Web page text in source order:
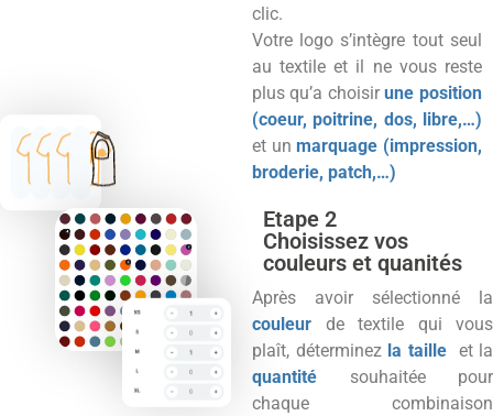
clic.
Votre logo s’intègre tout seul
au textile et il ne vous reste
plus qu’a choisirune position
(coeur, poitrine, dos, libre,…)
et unmarquage (impression,
broderie, patch,…)
Etape 2
Choisissez vos
couleurs et quanités
Après avoir sélectionné la
couleur de textile qui vous
plaît, déterminez la taille et la
quantité souhaitée pour
chaque combinaison